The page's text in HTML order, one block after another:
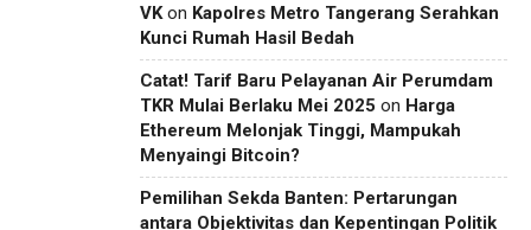
VKon Kapolres Metro Tangerang Serahkan
Kunci Rumah Hasil Bedah
Catat! Tarif Baru Pelayanan Air Perumdam
TKR Mulai Berlaku Mei 2025 on Harga
Ethereum Melonjak Tinggi, Mampukah
Menyaingi Bitcoin?
Pemilihan Sekda Banten: Pertarungan
antara Objektivitas dan Kepentingan Politik